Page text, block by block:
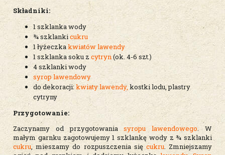
Składniki:
1 szklanka wody
¾ szklankicukru
1 łyżeczkakwiatów lawendy
1 szklanka soku z cytryn(ok. 4-6 szt.)
4 szklanki wody
syrop lawendowy
do dekoracji: kwiaty lawendy, kostki lodu, plastry
cytryny
Przygotowanie:
Zaczynamy od przygotowaniasyropu lawendowego. W
małym garnku zagotowujemy 1 szklankę wody z ¾ szklanki
cukru, mieszamy do rozpuszczenia się cukru. Zmniejszamy